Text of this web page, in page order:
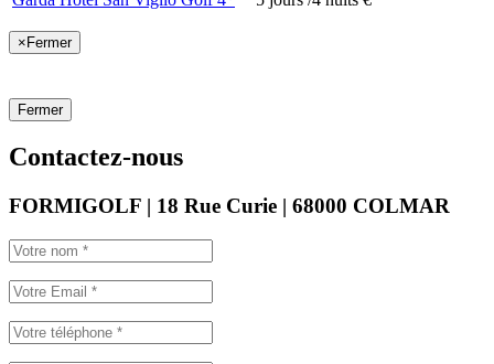
× Fermer
Fermer
Contactez-nous
FORMIGOLF | 18 Rue Curie | 68000 COLMAR